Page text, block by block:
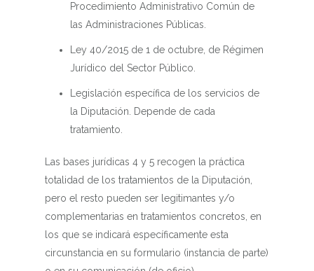
Procedimiento Administrativo Común de
las Administraciones Públicas.
Ley 40/2015 de 1 de octubre, de Régimen
Jurídico del Sector Público.
Legislación específica de los servicios de
la Diputación. Depende de cada
tratamiento.
Las bases jurídicas 4 y 5 recogen la práctica
totalidad de los tratamientos de la Diputación,
pero el resto pueden ser legitimantes y/o
complementarias en tratamientos concretos, en
los que se indicará específicamente esta
circunstancia en su formulario (instancia de parte)